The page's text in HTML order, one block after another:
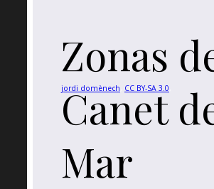
jordi domènech CC BY-SA 3.0
Zonas
Canet
Mar